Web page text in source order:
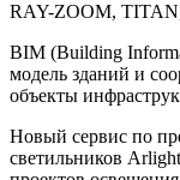
RAY-ZOOM,
BIM (Building
модель зданий и
объекты
Новый сервис по
светильников